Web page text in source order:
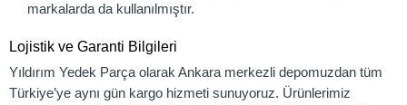
markalarda da kullanılmıştır.
Lojistik ve Garanti Bilgileri
Yıldırım Yedek Parça olarak Ankara merkezli depomuzdan tüm
Türkiye’ye aynı gün kargo hizmeti sunuyoruz. Ürünlerimiz